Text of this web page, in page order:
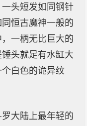
头短发如同钢针
恒古魔神一般的
一柄无比巨大的
头就足有水缸大
白色的诡异纹
大陆上最年轻的